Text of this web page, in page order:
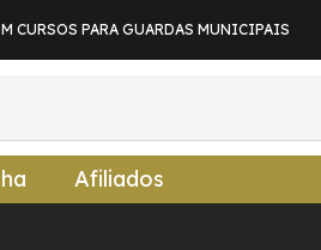
CURSOS PARA GUARDAS MUNICIPAIS
Afiliados